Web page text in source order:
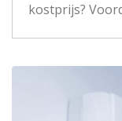
kostprijs?